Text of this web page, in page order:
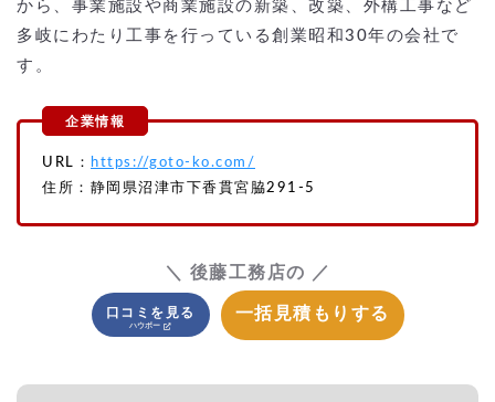
から、事業施設や商業施設の新築、改築、外構工事など
多岐にわたり工事を行っている創業昭和30年の会社で
す。
URL：
https://goto-ko.com/
住所：静岡県沼津市下香貫宮脇291-5
＼ 後藤工務店の ／
口コミを見る 一括見積もりする